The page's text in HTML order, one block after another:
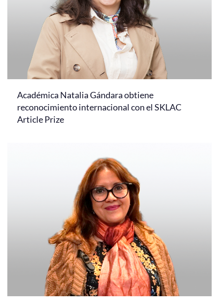
Académica Natalia Gándara obtiene
reconocimiento internacional con el SKLAC
Article Prize